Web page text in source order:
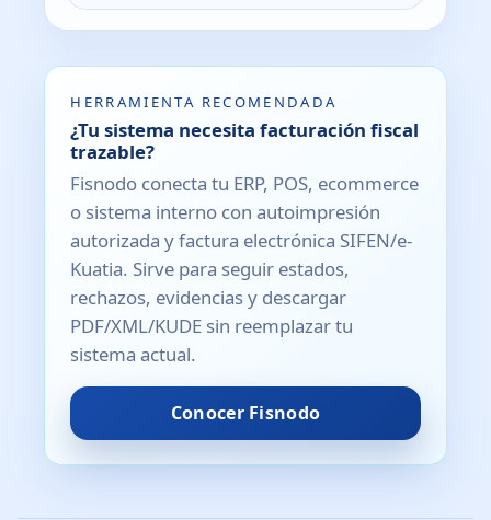
HERRAMIENTA RECOMENDADA
¿Tu sistema necesita facturación fiscal
trazable?
Fisnodo conecta tu ERP, POS, ecommerce
o sistema interno con autoimpresión
autorizada y factura electrónica SIFEN/e-
Kuatia. Sirve para seguir estados,
rechazos, evidencias y descargar
PDF/XML/KUDE sin reemplazar tu
sistema actual.
Conocer Fisnodo